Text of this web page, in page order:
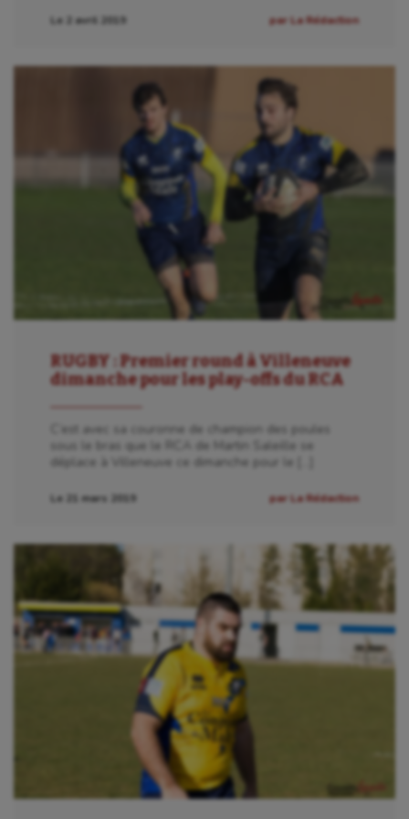
Kayak-polo
Korfbal
Longue paume
Natation
Natation artistique
Omnisports
Paddle
Parkour
Patinage artistique
Pétanque
Plongée
Randonnée / Marche
Sarbacane
Sauvetage sportif
Sport adapté
Sport handicap
Sport santé
Sport-entreprise
Sport-santé
Le 2 avril 2019 par La Rédaction
RUGBY : Premier round à Villeneuve
dimanche pour les play-offs du RCA
C’est avec sa couronne de champion des poules
sous le bras que le RCA de Martin Saleille se
déplace à Villeneuve ce dimanche pour le […]
Le 21 mars 2019 par La Rédaction